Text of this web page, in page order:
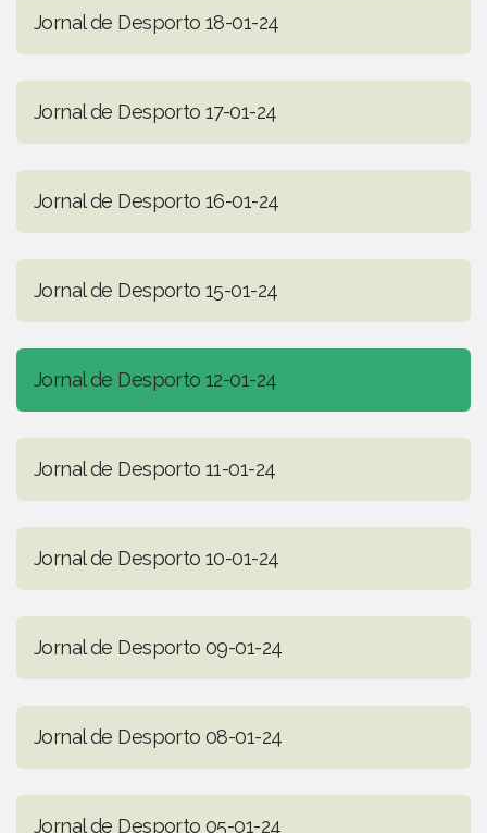
Jornal de Desporto 18-01-24
Jornal de Desporto 17-01-24
Jornal de Desporto 16-01-24
Jornal de Desporto 15-01-24
Jornal de Desporto 12-01-24
Jornal de Desporto 11-01-24
Jornal de Desporto 10-01-24
Jornal de Desporto 09-01-24
Jornal de Desporto 08-01-24
Jornal de Desporto 05-01-24